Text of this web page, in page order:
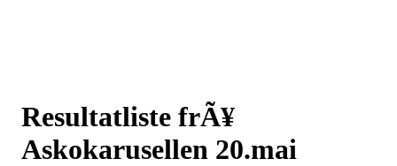
Resultatliste frÃ¥
Askokarusellen 20.mai